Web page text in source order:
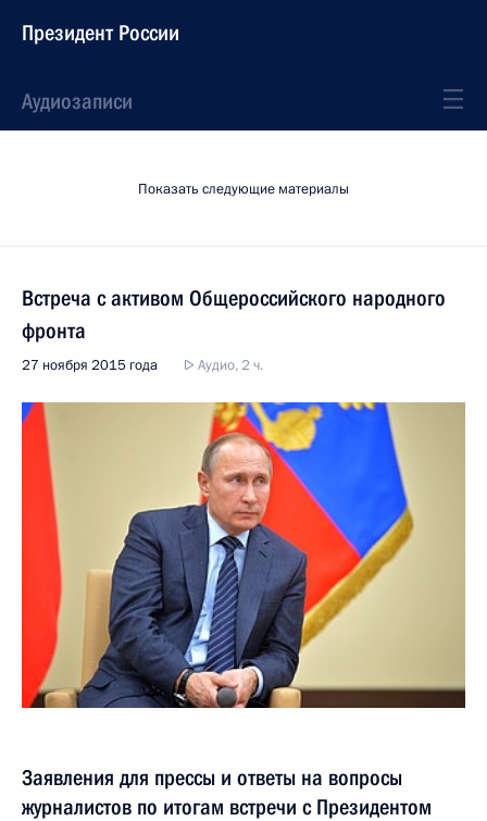
Президент России
Аудиозаписи
Показать следующие материалы
Встреча с активом Общероссийского народного
фронта
27 ноября 2015 года Аудио, 2 ч.
Заявления для прессы и ответы на вопросы
журналистов по итогам встречи с Президентом